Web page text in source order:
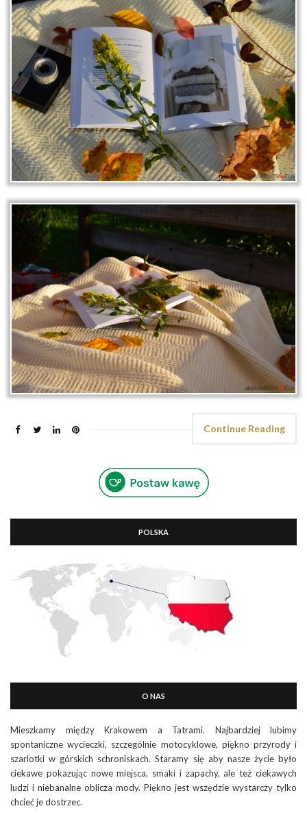
Continue Reading
POLSKA
O NAS
Mieszkamy między Krakowem a Tatrami. Najbardziej lubimy
spontaniczne wycieczki, szczególnie motocyklowe, piękno przyrody i
szarlotki w górskich schroniskach. Staramy się aby nasze życie było
ciekawe pokazując nowe miejsca, smaki i zapachy, ale też ciekawych
ludzi i niebanalne oblicza mody. Piękno jest wszędzie wystarczy tylko
chcieć je dostrzec.